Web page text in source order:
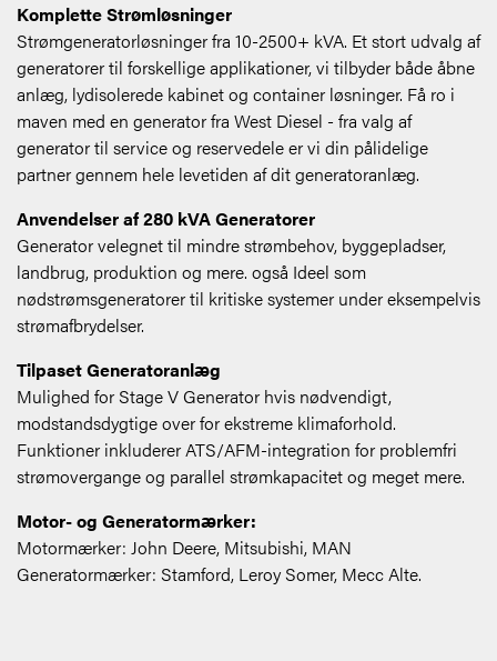
Komplette Strømløsninger
Strømgeneratorløsninger fra 10-2500+ kVA. Et stort udvalg af
generatorer til forskellige applikationer, vi tilbyder både åbne
anlæg, lydisolerede kabinet og container løsninger. Få ro i
maven med en generator fra West Diesel - fra valg af
generator til service og reservedele er vi din pålidelige
partner gennem hele levetiden af dit generatoranlæg.
Anvendelser af 280 kVA Generatorer
Generator velegnet til mindre strømbehov, byggepladser,
landbrug, produktion og mere. også Ideel som
nødstrømsgeneratorer til kritiske systemer under eksempelvis
strømafbrydelser.
Tilpaset Generatoranlæg
Mulighed for Stage V Generator hvis nødvendigt,
modstandsdygtige over for ekstreme klimaforhold.
Funktioner inkluderer ATS/AFM-integration for problemfri
strømovergange og parallel strømkapacitet og meget mere.
Motor- og Generatormærker:
Motormærker: John Deere, Mitsubishi, MAN
Generatormærker: Stamford, Leroy Somer, Mecc Alte.